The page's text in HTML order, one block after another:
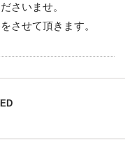
さいませ。
させて頂きます。